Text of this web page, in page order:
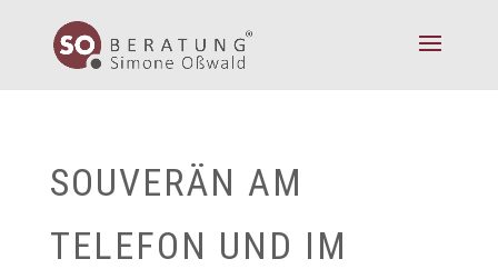
SOUVERÄN AM
TELEFON UND IM